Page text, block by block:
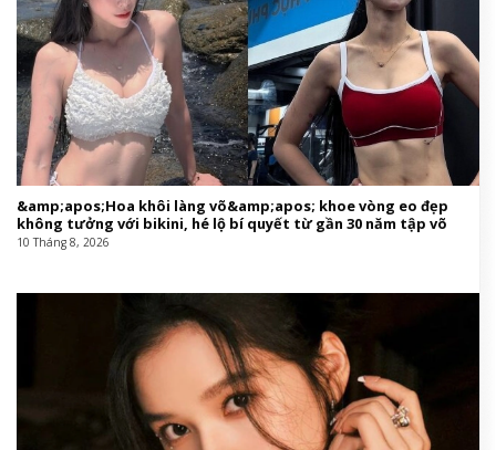
&amp;apos;Hoa khôi làng võ&amp;apos; khoe vòng eo đẹp
không tưởng với bikini, hé lộ bí quyết từ gần 30 năm tập võ
10 Tháng 8, 2026